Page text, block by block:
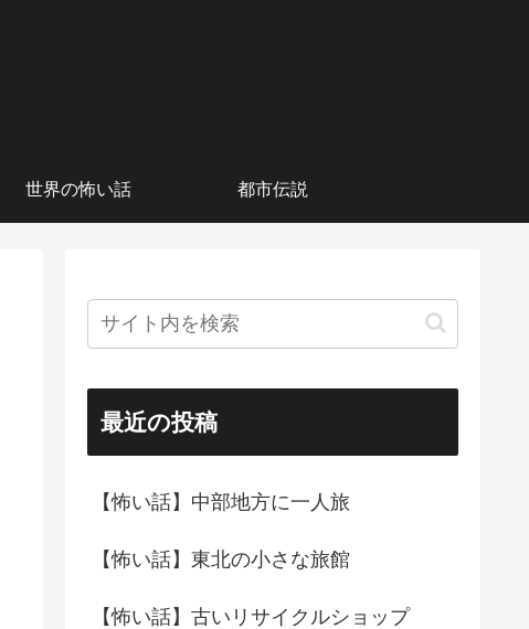
世界の怖い話 都市伝説
最近の投稿
【怖い話】中部地方に一人旅
【怖い話】東北の小さな旅館
【怖い話】古いリサイクルショップ